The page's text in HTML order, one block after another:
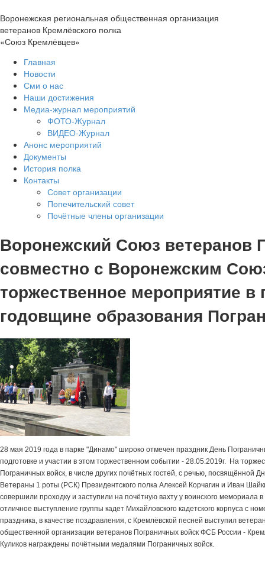
Воронежская региональная общественная организация
ветеранов Кремлёвского полка
«Союз Кремлёвцев»
Главная
Новости
Сми о нас
Наши достижения
Медиа-журнал мероприятий
ФОТО-Журнал
ВИДЕО-Журнал
Анонс мероприятий
Документы
История полка
Контакты
Совет организации
Попечительский совет
Почётные члены организации
Воронежский Союз ветеранов
совместно с Воронежским
торжественное мероприятие
годовщине образования
28 мая 2019 года в парке "Динамо" широко отмечен праздник День
подготовке и участии в этом торжественном событии - 28.05.2019г. На
Пограничных войск, в числе других почётных гостей, с речью,
Ветераны 1 роты (РСК) Президентского полка Алексей Корчагин и Иван
совершили проходку и заступили на почётную вахту у воинского
отличное выступление группы кадет Михайловского кадетского корпуса с
праздника, в качестве поздравления, с Кремлёвской песней выступил
общественной организации ветеранов Пограничных войск ФСБ России -
Куликов награждены почётными медалями Пограничных войск.